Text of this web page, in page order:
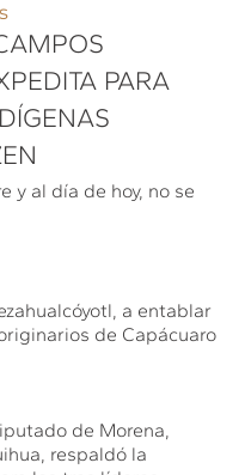
PARA
y al día de hoy, no se
a entablar
de Capácuaro
de Morena,
respaldó la